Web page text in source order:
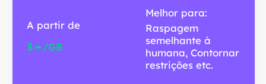
A partir de
$- /GB
Melhor para:
Raspagem
semelhante à
humana, Contornar
restrições etc.